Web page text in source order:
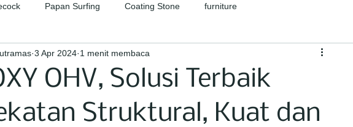
Papan Surfing Coating Stone furniture
OHV, Solusi Terbaik
Struktural, Kuat dan
3 Apr 2024 1 menit membaca